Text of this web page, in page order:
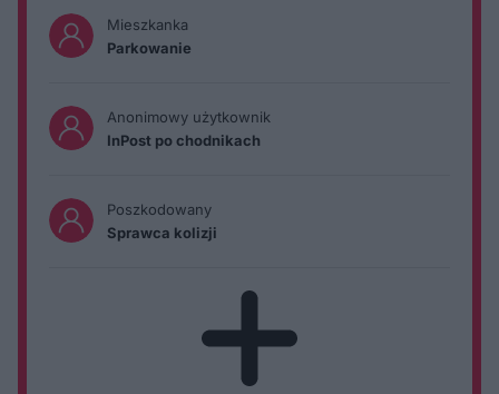
Mieszkanka
Parkowanie
Anonimowy użytkownik
InPost po chodnikach
Poszkodowany
Sprawca kolizji